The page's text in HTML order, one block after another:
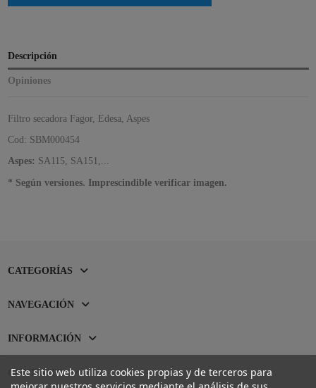
Descripción
Opiniones
Filtro secadora Fagor, Edesa, Aspes
Cod: SBM000454
Aspes: SA115, SA151,...
* Según versiones. Imprescindible verificar imagen.
CATEGORÍAS
NAVEGACIÓN
INFORMACIÓN
CONTACTO
Este sitio web utiliza cookies propias y de terceros para